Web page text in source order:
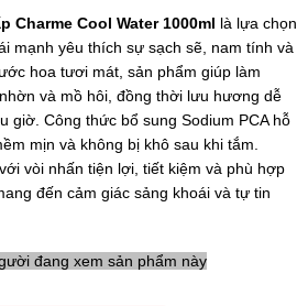
470,000₫.
199,000₫.
Charme Cool Water 1000ml là lựa chọn
mạnh yêu thích sự sạch sẽ, nam tính và
hoa tươi mát, sản phẩm giúp làm
và mồ hôi, đồng thời lưu hương dễ
giờ. Công thức bổ sung Sodium PCA hỗ
mịn và không bị khô sau khi tắm.
vòi nhấn tiện lợi, tiết kiệm và phù hợp
đến cảm giác sảng khoái và tự tin
đang xem sản phẩm này